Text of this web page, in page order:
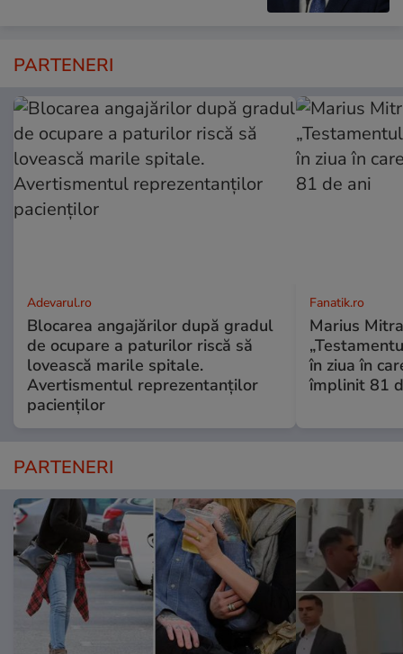
PARTENERI
Adevarul.ro
Blocarea angajărilor după gradul
de ocupare a paturilor riscă să
lovească marile spitale.
Avertismentul reprezentanților
pacienților
Fanatik.ro
Marius
în ziua în
împlinit 81
PARTENERI